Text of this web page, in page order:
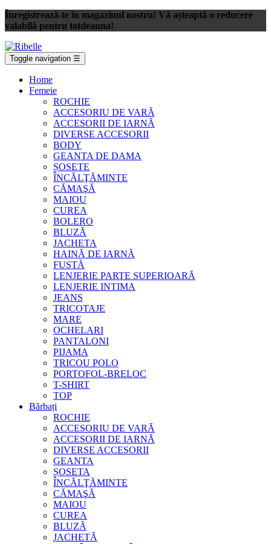
Înregistrează-te în magazinul nostru! Vă așteaptă o reducere
valabilă pentru totdeauna!
Toggle navigation ☰
Home
Femeie
ROCHIE
ACCESORIU DE VARĂ
ACCESORII DE IARNĂ
DIVERSE ACCESORII
BODY
GEANTA DE DAMA
ȘOSETE
ÎNCĂLŢĂMINTE
CĂMAŞĂ
MAIOU
CUREA
BOLERO
BLUZĂ
JACHETA
HAINĂ DE IARNĂ
FUSTĂ
LENJERIE PARTE SUPERIOARĂ
LENJERIE INTIMA
JEANS
TRICOTAJE
MARE
OCHELARI
PANTALONI
PIJAMA
TRICOU POLO
PORTOFOL-BRELOC
T-SHIRT
TOP
Bărbați
ROCHIE
ACCESORIU DE VARĂ
ACCESORII DE IARNĂ
DIVERSE ACCESORII
GEANTA
ȘOSETA
ÎNCĂLŢĂMINTE
CĂMAŞĂ
MAIOU
CUREA
BLUZĂ
JACHETĂ